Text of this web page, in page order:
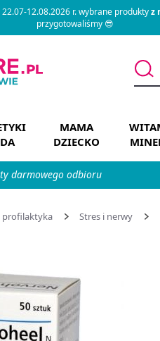
12.08.2026 r. wybrane produktyz
przygotowaliśmy 😎
MAMA
DZIECKO
darmowego odbioru
profilaktyka Stres i nerwy